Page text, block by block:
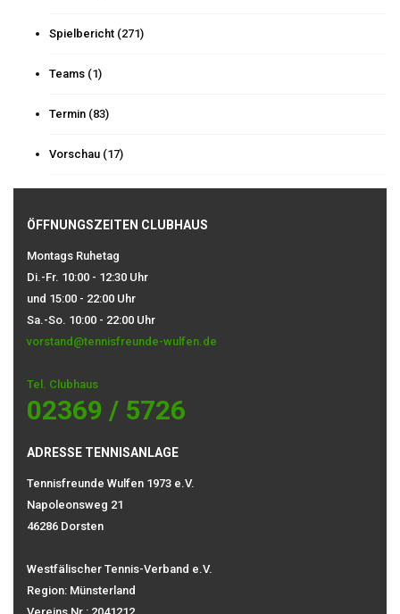
Spielbericht (271)
Teams (1)
Termin (83)
Vorschau (17)
ÖFFNUNGSZEITEN CLUBHAUS
Montags Ruhetag
Di.-Fr. 10:00 - 12:30 Uhr
und 15:00 - 22:00 Uhr
Sa.-So. 10:00 - 22:00 Uhr
vorstand@tennisfreunde-wulfen.de
Tel. Clubhaus
02369 / 5726
ADRESSE TENNISANLAGE
Tennisfreunde Wulfen 1973 e.V.
Napoleonsweg 21
46286 Dorsten
Westfälischer Tennis-Verband e.V.
Region: Münsterland